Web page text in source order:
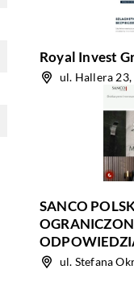
Royal Invest
ul. Hallera
SANCO
ul. Stefana